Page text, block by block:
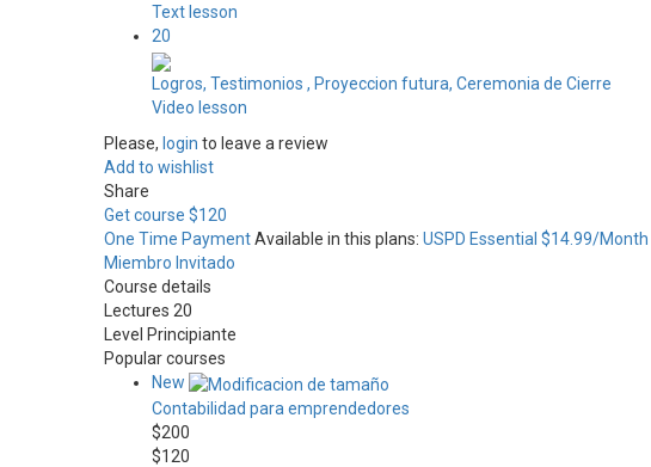
Text lesson
20
Logros, Testimonios , Proyeccion futura, Ceremonia de Cierre
Video lesson
Please, login to leave a review
Add to wishlist
Share
Get course $120
One Time PaymentAvailable in this plans: USPD Essential $14.99/Month
Miembro Invitado
Course details
Lectures 20
Level Principiante
Popular courses
New
Contabilidad para emprendedores
$200
$120